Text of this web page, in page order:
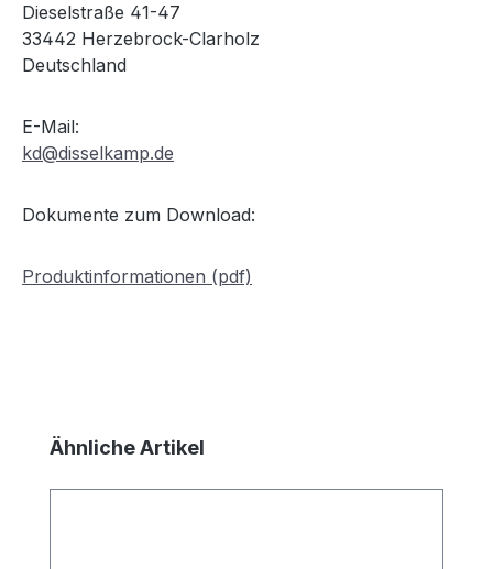
Dieselstraße 41-47
33442 Herzebrock-Clarholz
Deutschland
E-Mail:
kd@disselkamp.de
Dokumente zum Download:
Produktinformationen (pdf)
Produktgalerie überspringen
Ähnliche Artikel